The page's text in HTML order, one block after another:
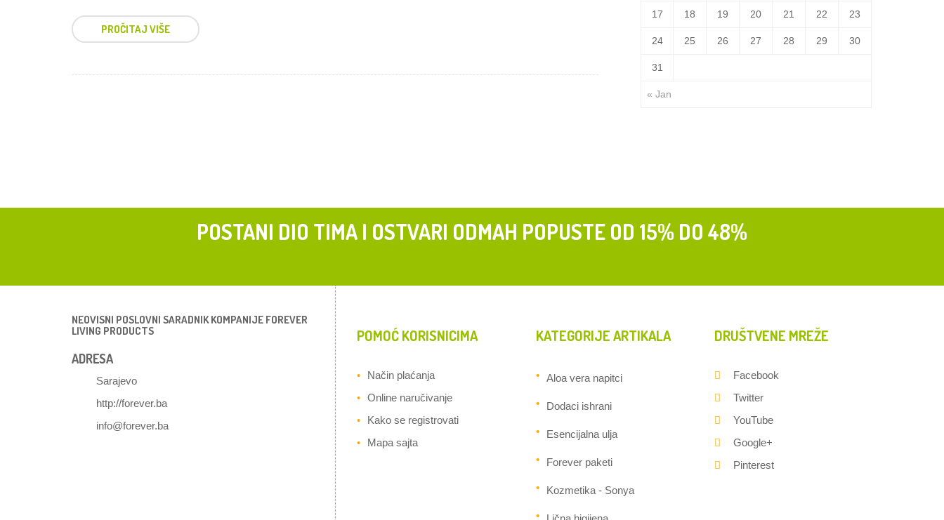
PROČITAJ VIŠE
« Jan
17 18 19 20 21 22 23
24 25 26 27 28 29 30
31
POSTANI DIO TIMA I OSTVARI ODMAH POPUSTE OD 15% DO 48%
NEOVISNI POSLOVNI SARADNIK KOMPANIJE FOREVER
LIVING PRODUCTS
ADRESA
Sarajevo
http://forever.ba
info@forever.ba
POMOĆ KORISNICIMA
Način plaćanja
Online naručivanje
Kako se registrovati
Mapa sajta
KATEGORIJE ARTIKALA
Aloa vera napitci
Dodaci ishrani
Esencijalna ulja
Forever paketi
Kozmetika - Sonya
DRUŠTVENE MREŽE
Facebook
Twitter
YouTube
Google+
Pinterest